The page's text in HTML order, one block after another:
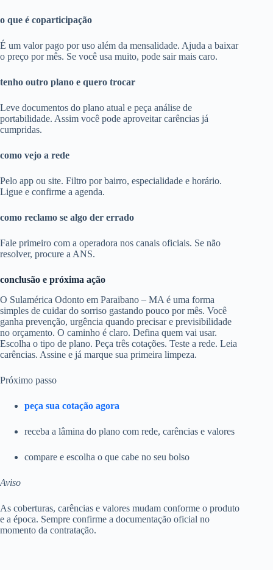
o que é coparticipação
É um valor pago por uso além da mensalidade. Ajuda a baixar
o preço por mês. Se você usa muito, pode sair mais caro.
tenho outro plano e quero trocar
Leve documentos do plano atual e peça análise de
portabilidade. Assim você pode aproveitar carências já
cumpridas.
como vejo a rede
Pelo app ou site. Filtro por bairro, especialidade e horário.
Ligue e confirme a agenda.
como reclamo se algo der errado
Fale primeiro com a operadora nos canais oficiais. Se não
resolver, procure a ANS.
conclusão e próxima ação
O Sulamérica Odonto em Paraibano – MA é uma forma
simples de cuidar do sorriso gastando pouco por mês. Você
ganha prevenção, urgência quando precisar e previsibilidade
no orçamento. O caminho é claro. Defina quem vai usar.
Escolha o tipo de plano. Peça três cotações. Teste a rede. Leia
carências. Assine e já marque sua primeira limpeza.
Próximo passo
peça sua cotação agora
receba a lâmina do plano com rede, carências e valores
compare e escolha o que cabe no seu bolso
Aviso
As coberturas, carências e valores mudam conforme o produto
e a época. Sempre confirme a documentação oficial no
momento da contratação.